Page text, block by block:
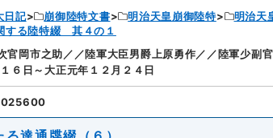
日記 崩御陸特文書 明治天皇崩御陸特
明治天
する陸特綴 其４の１
官岡市之助／／陸軍大臣男爵上原勇作／／陸軍少副
６日～大正元年１２月２４日